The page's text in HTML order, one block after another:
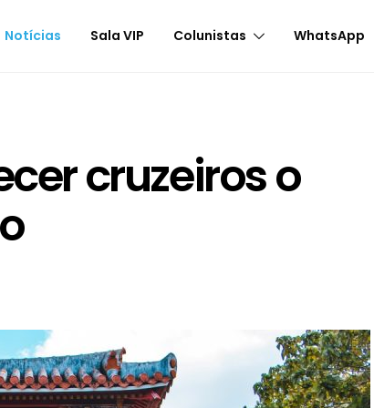
Notícias Sala VIP Colunistas WhatsApp
cruzeiros o